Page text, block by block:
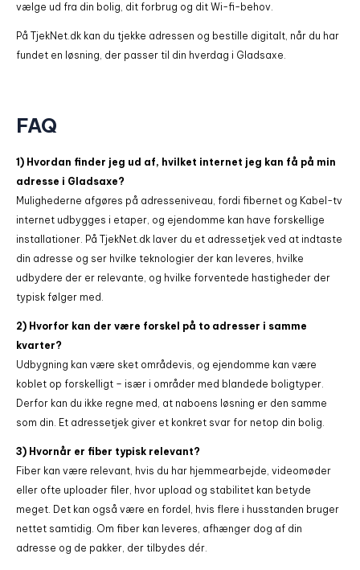
vælge ud fra din bolig, dit forbrug og dit Wi-fi-behov.
På TjekNet.dk kan du tjekke adressen og bestille digitalt, når du har
fundet en løsning, der passer til din hverdag i Gladsaxe.
FAQ
1) Hvordan finder jeg ud af, hvilket internet jeg kan få på min
adresse i Gladsaxe?
Mulighederne afgøres på adresseniveau, fordi fibernet og Kabel-tv
internet udbygges i etaper, og ejendomme kan have forskellige
installationer. På TjekNet.dk laver du et adressetjek ved at indtaste
din adresse og ser hvilke teknologier der kan leveres, hvilke
udbydere der er relevante, og hvilke forventede hastigheder der
typisk følger med.
2) Hvorfor kan der være forskel på to adresser i samme
kvarter?
Udbygning kan være sket områdevis, og ejendomme kan være
koblet op forskelligt – især i områder med blandede boligtyper.
Derfor kan du ikke regne med, at naboens løsning er den samme
som din. Et adressetjek giver et konkret svar for netop din bolig.
3) Hvornår er fiber typisk relevant?
Fiber kan være relevant, hvis du har hjemmearbejde, videomøder
eller ofte uploader filer, hvor upload og stabilitet kan betyde
meget. Det kan også være en fordel, hvis flere i husstanden bruger
nettet samtidig. Om fiber kan leveres, afhænger dog af din
adresse og de pakker, der tilbydes dér.